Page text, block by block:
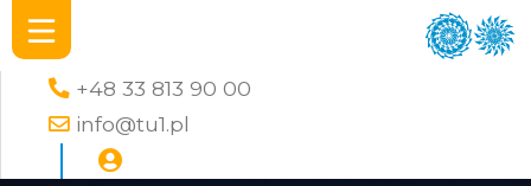
+48 33 813 90 00
info@tu1.pl